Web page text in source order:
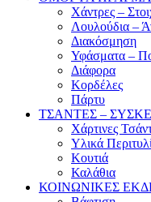
Χάντρες –
Λουλούδια –
Διακόσμηση
Υφάσματα –
Διάφορα
Κορδέλες
Πάρτυ
ΤΣΑΝΤΕΣ –
Χάρτινες
Υλικά
Κουτιά
Καλάθια
ΚΟΙΝΩΝΙΚΕΣ